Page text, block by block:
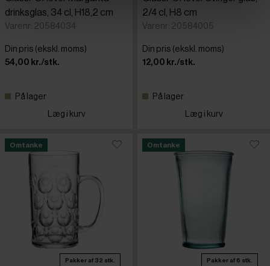
drinksglas, 34 cl, H18,2 cm
Varenr: 20584034
Din pris (ekskl. moms)
54,00 kr./stk.
På lager
Læg i kurv
2/4 cl, H8 cm
Varenr: 20584005
Din pris (ekskl. moms)
12,00 kr./stk.
På lager
Læg i kurv
Omtanke
Pakker af 32 stk.
Omtanke
Pakker af 6 stk.